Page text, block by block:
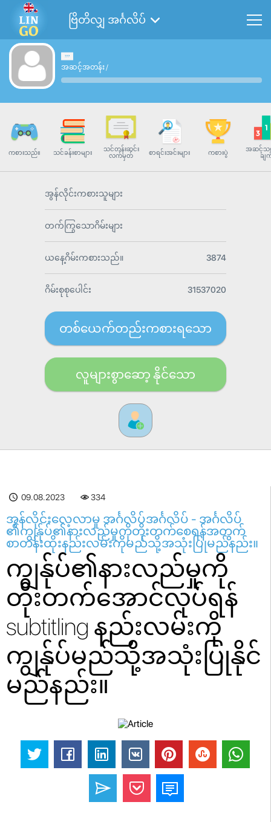
ဗြိတိလျှ အင်္ဂလိပ်
အဆင့်အတန်း/
ကစားသည်။ သင်ခန်းစာများ
သင်တန်းဆင်း
လက်မှတ်
စာရင်းအင်းများ ကစားပွဲ
အဆင့်သ
ချ
အွန်လိုင်းကစားသူများ
တက်ကြွသောဂိမ်းများ
ယနေ့ဂိမ်းကစားသည်။ 3874
ဂိမ်းစုစုပေါင်း 31537020
တစ်ယေက်တည်းကစားရသော
လူများစွာဆော့ နိုင်သော
09.08.2023 334
အွန်လိုင်းလေ့လာမှု အင်္ဂလိပ်အင်္ဂလိပ် - အင်္ဂလိပ်
၏ကျွန်ုပ်၏နားလည်မှုကိုတိုးတက်စေရန်အတွက်
စာတန်းထိုးနည်းလမ်းကိုမည်သို့အသုံးပြုမည်နည်း။
ကျွန်ုပ်၏နားလည်မှုကို
တိုးတက်အောင်လုပ်ရန်
subtitling နည်းလမ်းကို
ကျွန်ုပ်မည်သို့အသုံးပြုနိုင်
မည်နည်း။